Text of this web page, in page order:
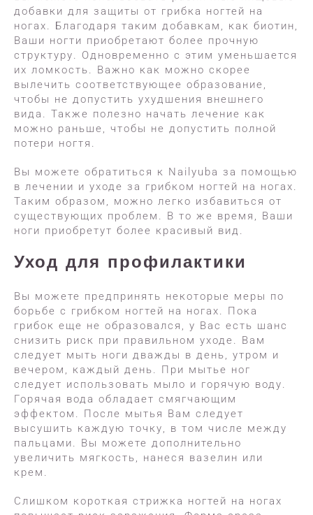
добавки для защиты от грибка ногтей на
ногах. Благодаря таким добавкам, как биотин,
Ваши ногти приобретают более прочную
структуру. Одновременно с этим уменьшается
их ломкость. Важно как можно скорее
вылечить соответствующее образование,
чтобы не допустить ухудшения внешнего
вида. Также полезно начать лечение как
можно раньше, чтобы не допустить полной
потери ногтя.
Вы можете обратиться к Nailyuba за помощью
в лечении и уходе за грибком ногтей на ногах.
Таким образом, можно легко избавиться от
существующих проблем. В то же время, Ваши
ноги приобретут более красивый вид.
Уход для профилактики
Вы можете предпринять некоторые меры по
борьбе с грибком ногтей на ногах. Пока
грибок еще не образовался, у Вас есть шанс
снизить риск при правильном уходе. Вам
следует мыть ноги дважды в день, утром и
вечером, каждый день. При мытье ног
следует использовать мыло и горячую воду.
Горячая вода обладает смягчающим
эффектом. После мытья Вам следует
высушить каждую точку, в том числе между
пальцами. Вы можете дополнительно
увеличить мягкость, нанеся вазелин или
крем.
Слишком короткая стрижка ногтей на ногах